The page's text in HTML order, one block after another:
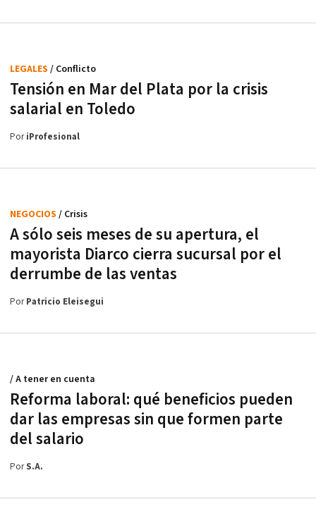
Tensión en Mar del Plata por la crisis
salarial en Toledo
LEGALES / Conflicto
PoriProfesional
A sólo seis meses de su apertura, el
mayorista Diarco cierra sucursal por el
derrumbe de las ventas
NEGOCIOS / Crisis
PorPatricio Eleisegui
Reforma laboral: qué beneficios pueden
dar las empresas sin que formen parte
del salario
/ A tener en cuenta
PorS.A.